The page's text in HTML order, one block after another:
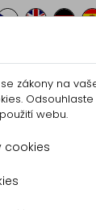
zákony na
Odsouhlaste
webu.
cookies